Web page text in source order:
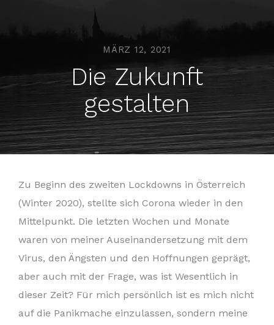
MÄRZ 12, 2021
Die Zukunft
gestalten
Zu Beginn des zweiten Lockdowns in Österreich
(Winter 2020), stellte sich Corona wieder in den
Mittelpunkt. Die letzten Wochen und Monate
waren von meiner Auseinandersetzung mit dem
Virus, den Ängsten und den Hoffnungen geprägt,
aber auch mit der Frage, was ist Wesentlich in
dieser Zeit? Für mich persönlich ist es mich nicht
auf die Panikmache einzulassen, sondern meine